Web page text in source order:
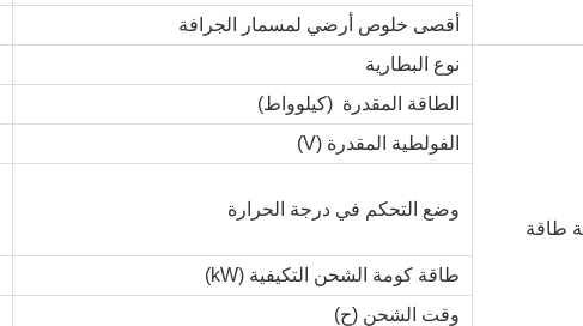
أقصى خلوص أرضي لمسمار الجرافة
طاقة
نوع البطارية
الطاقة المقدرة (كيلوواط)
الفولطية المقدرة (V)
وضع التحكم في درجة الحرارة
طاقة كومة الشحن التكيفية (kW)
وقت الشحن (ح)